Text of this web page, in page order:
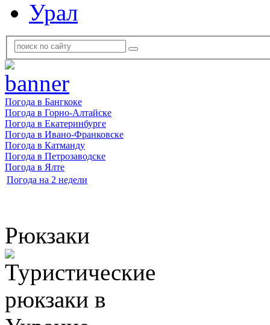
Урал
Погода в Бангкоке
Погода в Горно-Алтайске
Погода в Екатеринбурге
Погода в Ивано-Франковске
Погода в Катманду
Погода в Петрозаводске
Погода в Ялте
Погода на 2 недели
Рюкзаки